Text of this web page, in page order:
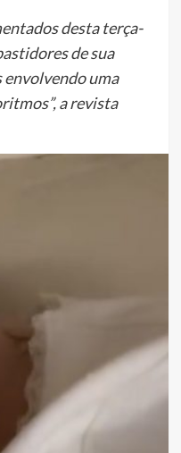
desta terça-
de sua
uma
a revista